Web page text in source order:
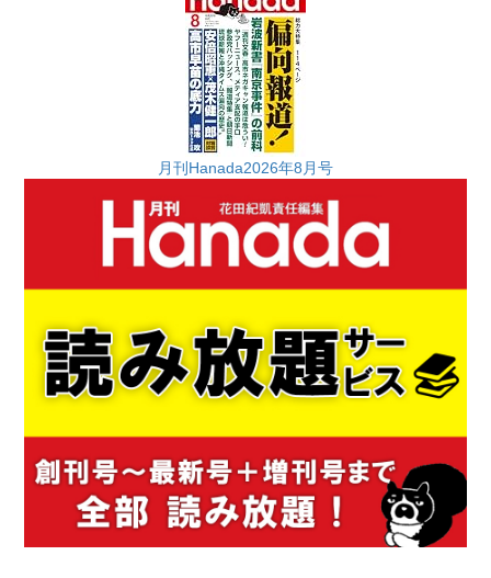
月刊Hanada2026年8月号